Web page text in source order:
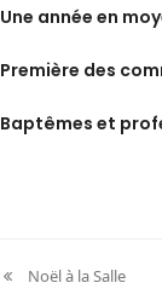
Une année en
Première des
Baptêmes et
previousNoël à la Salle